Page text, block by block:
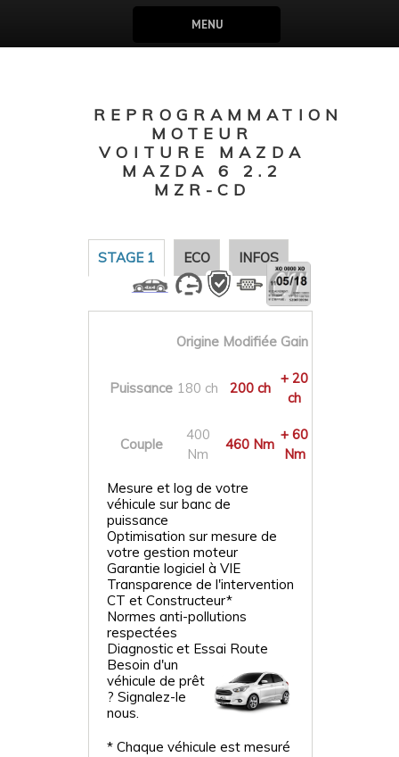
MENU
REPROGRAMMATION
MOTEUR
VOITURE MAZDA
MAZDA 6 2.2
MZR-CD
STAGE 1 ECO INFOS
Origine Modifiée Gain
Puissance 180 ch 200 ch
+ 20
ch
Couple
400
Nm
460 Nm
+ 60
Nm
Mesure et log de votre
véhicule sur banc de
puissance
Optimisation sur mesure de
votre gestion moteur
Garantie logiciel à VIE
Transparence de l'intervention
CT et Constructeur*
Normes anti-pollutions
respectées
Diagnostic et Essai Route
Besoin d'un
véhicule de prêt
? Signalez-le
nous.
* Chaque véhicule est mesuré